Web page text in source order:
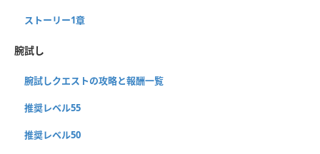
ストーリー1章
腕試し
腕試しクエストの攻略と報酬一覧
推奨レベル55
推奨レベル50